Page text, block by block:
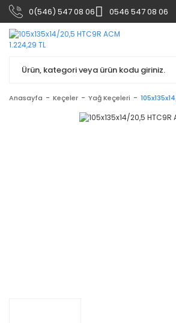
0(546) 547 08 06 0546 547 08 06
Anasayfa Keçeler Yağ Keçeleri